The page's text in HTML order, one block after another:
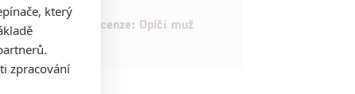
8 Recenze: Opičí muž
který
zpracování